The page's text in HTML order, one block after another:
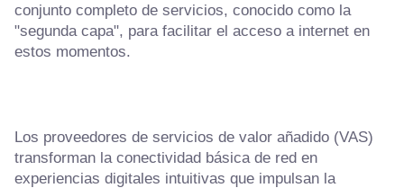
conjunto completo de servicios, conocido como la
"segunda capa", para facilitar el acceso a internet en
estos momentos.
Los proveedores de servicios de valor añadido (VAS)
transforman la conectividad básica de red en
experiencias digitales intuitivas que impulsan la